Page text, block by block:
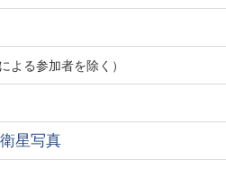
よる参加者を除く）
星写真